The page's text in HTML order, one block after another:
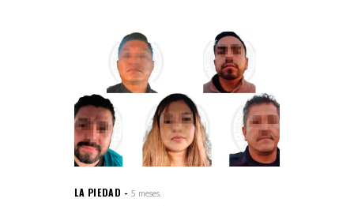
LA PIEDAD 5 meses.